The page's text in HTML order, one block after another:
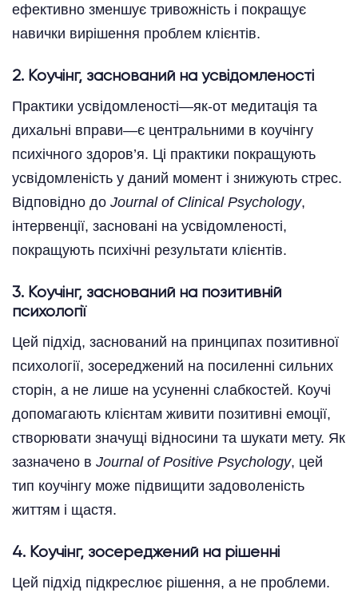
ефективно зменшує тривожність і покращує
навички вирішення проблем клієнтів.
2. Коучінг, заснований на усвідомленості
Практики усвідомленості—як-от медитація та
дихальні вправи—є центральними в коучінгу
психічного здоров’я. Ці практики покращують
усвідомленість у даний момент і знижують стрес.
Відповідно до Journal of Clinical Psychology,
інтервенції, засновані на усвідомленості,
покращують психічні результати клієнтів.
3. Коучінг, заснований на позитивній
психології
Цей підхід, заснований на принципах позитивної
психології, зосереджений на посиленні сильних
сторін, а не лише на усуненні слабкостей. Коучі
допомагають клієнтам живити позитивні емоції,
створювати значущі відносини та шукати мету. Як
зазначено в Journal of Positive Psychology, цей
тип коучінгу може підвищити задоволеність
життям і щастя.
4. Коучінг, зосереджений на рішенні
Цей підхід підкреслює рішення, а не проблеми.